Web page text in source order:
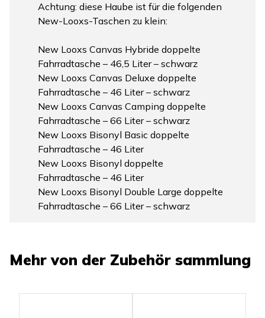
Achtung: diese Haube ist für die folgenden
New-Looxs-Taschen zu klein:
New Looxs Canvas Hybride doppelte
Fahrradtasche – 46,5 Liter – schwarz
New Looxs Canvas Deluxe doppelte
Fahrradtasche – 46 Liter – schwarz
New Looxs Canvas Camping doppelte
Fahrradtasche – 66 Liter – schwarz
New Looxs Bisonyl Basic doppelte
Fahrradtasche – 46 Liter
New Looxs Bisonyl doppelte
Fahrradtasche – 46 Liter
New Looxs Bisonyl Double Large doppelte
Fahrradtasche – 66 Liter – schwarz
Mehr von der Zubehör sammlung